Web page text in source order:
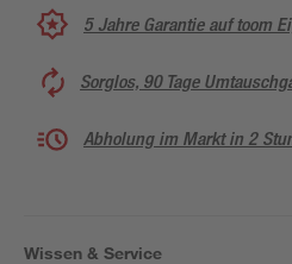
5 Jahre Garantie auf toom
Sorglos, 90 Tage
Abholung im Markt in 2
Wissen & Service